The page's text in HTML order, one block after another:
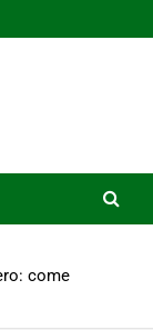
come